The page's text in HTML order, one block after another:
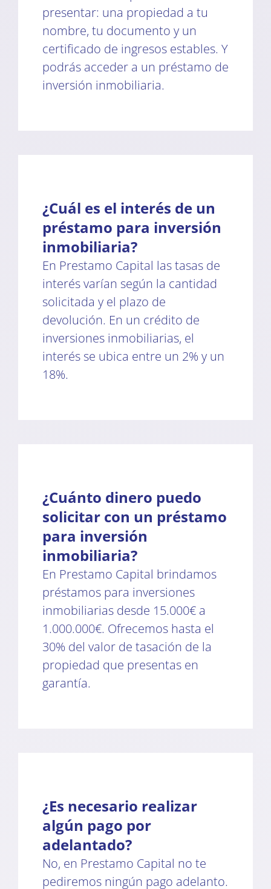
presentar: una propiedad a tu
nombre, tu documento y un
certificado de ingresos estables. Y
podrás acceder a un préstamo de
inversión inmobiliaria.
¿Cuál es el interés de un
préstamo para inversión
inmobiliaria?
En Prestamo Capital las tasas de
interés varían según la cantidad
solicitada y el plazo de
devolución. En un crédito de
inversiones inmobiliarias, el
interés se ubica entre un 2% y un
18%.
¿Cuánto dinero puedo
solicitar con un préstamo
para inversión
inmobiliaria?
En Prestamo Capital brindamos
préstamos para inversiones
inmobiliarias desde 15.000€ a
1.000.000€. Ofrecemos hasta el
30% del valor de tasación de la
propiedad que presentas en
garantía.
¿Es necesario realizar
algún pago por
adelantado?
No, en Prestamo Capital no te
pediremos ningún pago adelanto.